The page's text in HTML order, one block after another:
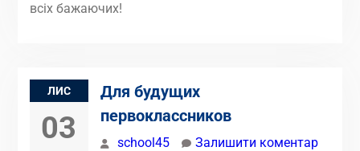
всіх бажаючих!
ЛИС
03
Для будущих
первоклассников
school45
Залишити коментар